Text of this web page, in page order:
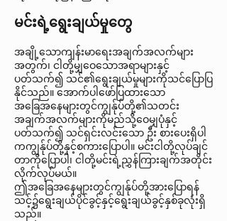
မင်းရဲ့ရွေးချယ်မှုတွေ
အချို့သောကျန်းမာရေးအချက်အလက်များ
အတွက်၊ ငါတို့မျှဝေသောအရာများနှင့်
ပတ်သက်၍ သင်၏ရွေးချယ်မှုများကိုသင်ပြောပြ
နိုင်သည်။ အောက်ပါဖော်ပြထားသော
အခြေအနေများတွင်ကျွန်ုပ်တို့၏သတင်း
အချက်အလက်များကိုမည်သို့ဝေမျှပုံနှင့်
ပတ်သက်၍ သင်ရှင်းလင်းသော ဦး စားပေးရှိပါ
ကကျွန်ုပ်တို့နှင့်စကားပြောပါ။ မင်းငါတို့လုပ်ချင်
တာကိုပြောပါ၊ ငါတို့မင်းရဲ့ညွှန်ကြားချက်အတိုင်း
လိုက်လုပ်မယ်။
ဤအခြေအနေများတွင်ကျွန်ုပ်တို့အားပြောရန်
သင့်၌ရွေးချယ်ပိုင်ခွင့်နှင့်ရွေးချယ်ခွင့်နှစ်ခုလုံးရှိ
သည်။